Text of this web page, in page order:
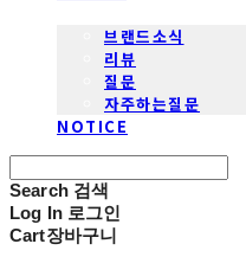
브랜드소식
리뷰
질문
자주하는질문
NOTICE
Search 검색
Log In 로그인
Cart장바구니